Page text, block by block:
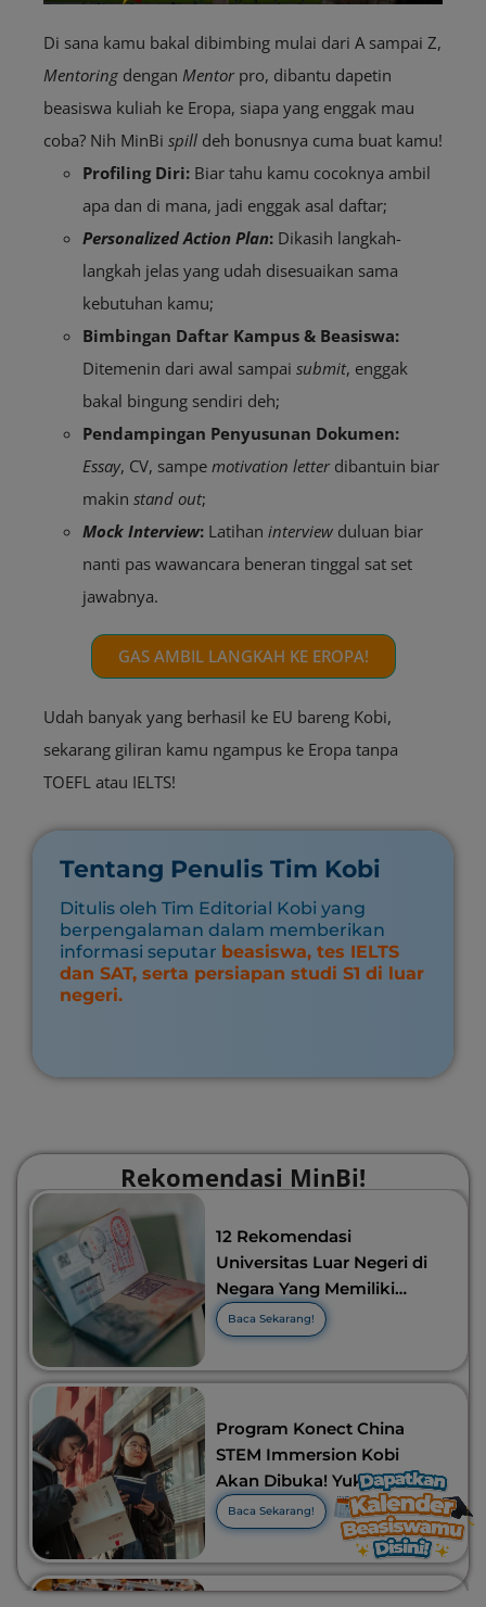
Di sana kamu bakal dibimbing mulai dari A sampai Z,
Mentoring dengan Mentor pro, dibantu dapetin
beasiswa kuliah ke Eropa, siapa yang enggak mau
coba? Nih MinBi spill deh bonusnya cuma buat kamu!
Profiling Diri: Biar tahu kamu cocoknya ambil
apa dan di mana, jadi enggak asal daftar;
Personalized Action Plan: Dikasih langkah-
langkah jelas yang udah disesuaikan sama
kebutuhan kamu;
Bimbingan Daftar Kampus & Beasiswa:
Ditemenin dari awal sampai submit, enggak
bakal bingung sendiri deh;
Pendampingan Penyusunan Dokumen:
Essay, CV, sampe motivation letterdibantuin biar
makin stand out;
Mock Interview: Latihan interview duluan biar
nanti pas wawancara beneran tinggal sat set
jawabnya.
GAS AMBIL LANGKAH KE EROPA!
Udah banyak yang berhasil ke EU bareng Kobi,
sekarang giliran kamu ngampus ke Eropa tanpa
TOEFL atau IELTS!
Tentang Penulis Tim Kobi
Ditulis oleh Tim Editorial Kobi yang
berpengalaman dalam memberikan
informasi seputar beasiswa, tes IELTS
dan SAT, serta persiapan studi S1 di luar
negeri.
Rekomendasi MinBi!
12 Rekomendasi
Universitas Luar Negeri di
Negara Yang Memiliki
Visa Murah di 2026-2027!
Baca Sekarang!
Program Konect China
STEM Immersion Kobi
Akan Dibuka! Yuk Cari
Tahu Info Selengkapnya!
Baca Sekarang!